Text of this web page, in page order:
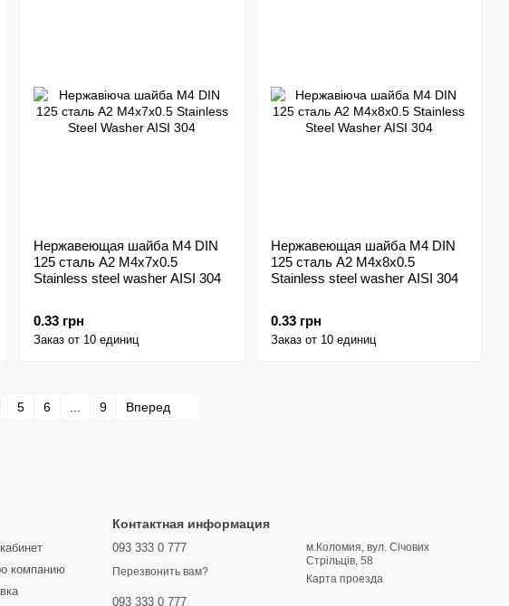
Нержавеющая шайба M4 DIN
125 сталь A2 M4x7x0.5
Stainless steel washer AISI 304
0.33 грн
Заказ от 10 единиц
Нержавеющая шайба M4 DIN
125 сталь A2 M4x8x0.5
Stainless steel washer AISI 304
0.33 грн
Заказ от 10 единиц
5 6 9 Вперед
компанию
Контактная информация
093 333 0 777
Перезвонить вам?
093 333 0 777
м.Коломия, вул. Січових
Стрільців, 58
Карта проезда